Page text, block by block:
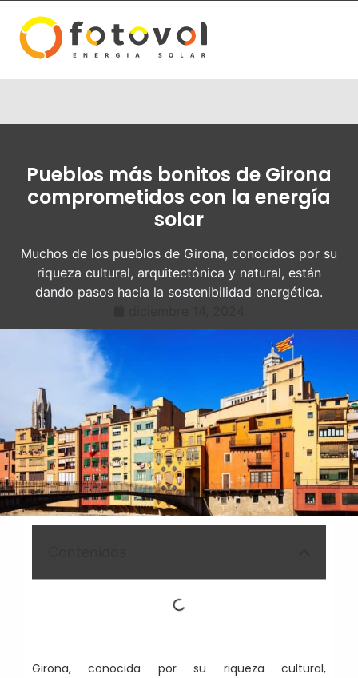
Pueblos más bonitos de Girona
comprometidos con la energía
solar
Muchos de los pueblos de Girona, conocidos por su
riqueza cultural, arquitectónica y natural, están
dando pasos hacia la sostenibilidad energética.
Girona, conocida por su riqueza cultural,